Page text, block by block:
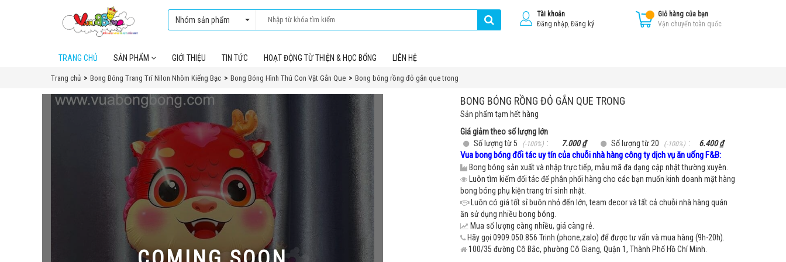
Nhóm sản phẩm
Tài khoản
Đăng nhập, Đăng ký
Giỏ hàng của bạn
Vận chuyển toàn quốc
TRANG CHỦ SẢN PHẨM GIỚI THIỆU TIN TỨC HOẠT ĐỘNG TỪ THIỆN & HỌC BỔNG LIÊN HỆ
Trang chủ Bong Bóng Trang Trí Nilon Nhôm Kiếng Bạc Bong Bóng Hình Thú Con Vật Gắn Que Bong bóng rồng đỏ gắn que trong
BONG BÓNG RỒNG ĐỎ GẮN QUE TRONG
Sản phẩm tạm hết hàng
Giá giảm theo số lượng lớn
Số lượng từ 5
(-100%) : 7.000 ₫ Số lượng từ 20 (-100%) : 6.400 ₫
Vua bong bóng đối tác uy tín của chuỗi nhà hàng công ty dịch vụ ăn uống F&B:
Bong bóng sản xuất và nhập trực tiếp, mẫu mã đa dạng cập nhật thường xuyên.
Luôn tìm kiếm đối tác để phân phối hàng cho các bạn muốn kinh doanh mặt hàng
bong bóng phụ kiện trang trí sinh nhật.
Luôn có giá tốt sỉ buôn nhỏ đến lớn, team decor và tất cả chuỗi nhà hàng quán
ăn sử dụng nhiều bong bóng.
Mua số lượng càng nhiều, giá càng rẻ.
Hãy gọi 0909.050.856 Trinh (phone,zalo) để được tư vấn và mua hàng (9h-20h).
100/35 đường Cô Bắc, phường Cô Giang, Quận 1, Thành Phố Hồ Chí Minh.